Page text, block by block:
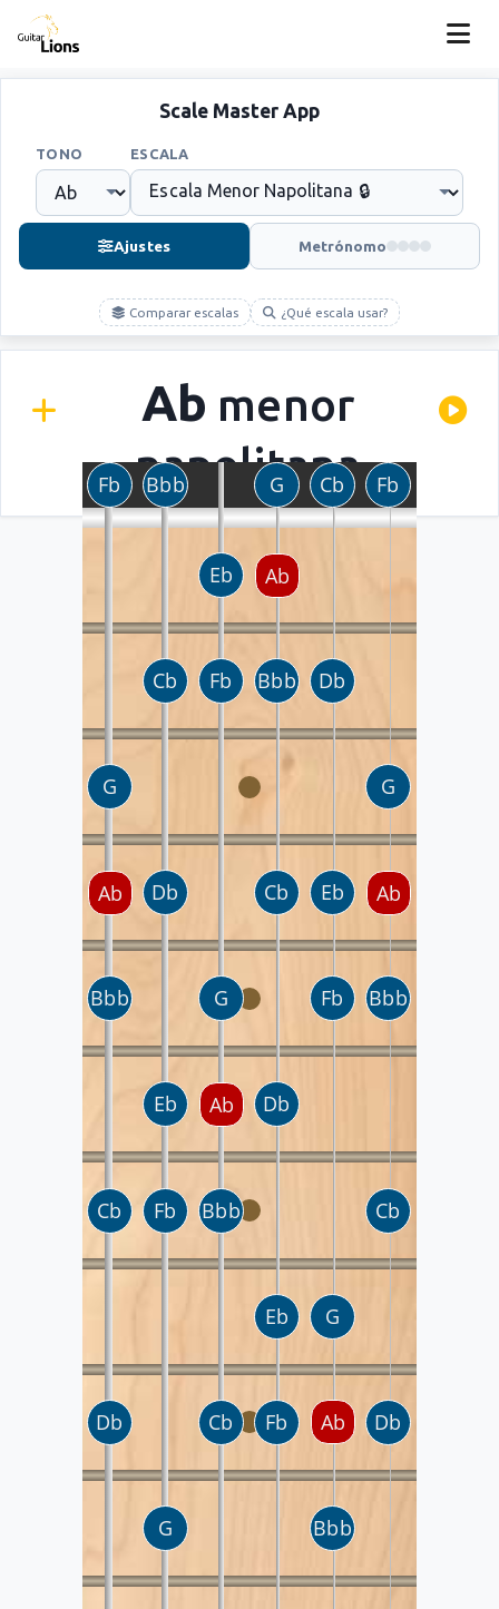
Scale Master App
TONO ESCALA
Ajustes Metrónomo
Comparar escalas ¿Qué escala usar?
Ab menor
napolitana